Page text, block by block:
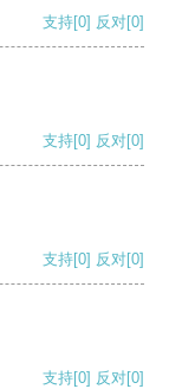
支持[0] 反对[0]
支持[0] 反对[0]
支持[0] 反对[0]
支持[0] 反对[0]